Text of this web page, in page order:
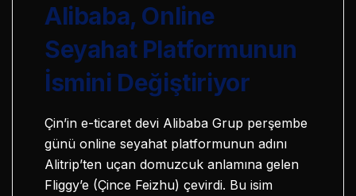
Alibaba, Online
Seyahat Platformunun
İsmini Değiştiriyor
Çin’in e-ticaret devi Alibaba Grup perşembe
günü online seyahat platformunun adını
Alitrip’ten uçan domuzcuk anlamına gelen
Fliggy’e (Çince Feizhu) çevirdi. Bu isim